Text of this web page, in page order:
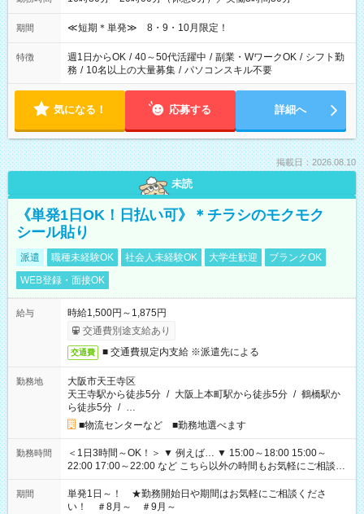
期間 ≪短期＊単発≫ 8・9・10月限定！
特徴 週1日からOK / 40～50代活躍中 / 副業・WワークOK / シフト勤
務 / 10名以上の大量募集 / パソコンスキル不要
気になる！ 応募する 詳細へ
掲載日：2026.08.10
未読
《単発1日OK！日払い可》＊チラシのモクモク
シール貼り
派遣 職種未経験OK 社会人未経験OK 大学生歓迎
ブランクOK
WEB登録・面接OK
給与
時給1,500円～1,875円
交通費別途支給あり
交通費 ■ 交通費規定内支給 ※派遣先による
勤務地
大阪市天王寺区
天王寺駅から徒歩5分 / 大阪上本町駅から徒歩5分 / 鶴橋駅か
ら徒歩5分 / …
■物流センターなど ■勤務地選べます
勤務時間
＜1日3時間～OK！＞ ▼ 例えば… ▼ 15:00～18:00 15:00～
22:00 17:00～22:00 など こちら以外の時間もお気軽にご相談く
ださい！
期間
単発1日～！ ★勤務開始日や期間はお気軽にご相談くださ
い！ ＃8月～ ＃9月～